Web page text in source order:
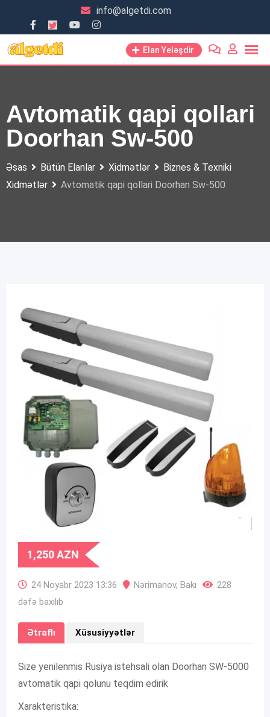
content
info@algetdi.com
Elan Yeləşdir
Avtomatik qapi qollari
Doorhan Sw-500
Əsas Bütün Elanlar Xidmətlər
Biznes & Texniki
Xidmətlər
Avtomatik qapi qollari Doorhan Sw-500
1,250AZN
24 Noyabr 2023 13:36 Nərimanov, Bakı
228
dəfə baxılıb
Ətraflı Xüsusiyyətlər
Size yenilenmis Rusiya istehsali olan Doorhan SW-5000
avtomatik qapi qolunu teqdim edirik
Xarakteristika: